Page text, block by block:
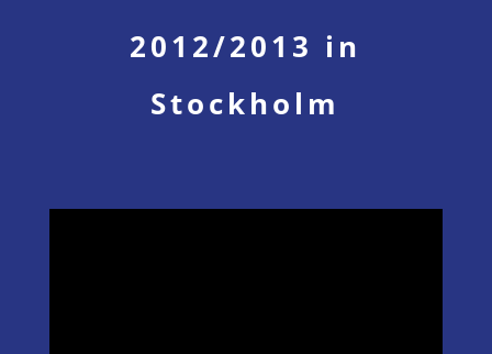
2012/2013 in
Stockholm